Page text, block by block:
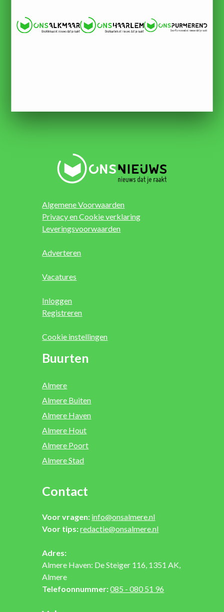
Algemene Voorwaarden
Privacy en Cookie verklaring
Leveringsvoorwaarden
Adverteren
Vacatures
Inloggen
Registreren
Cookie instellingen
Buurten
Almere
Almere Buiten
Almere Haven
Almere Hout
Almere Poort
Almere Stad
Contact
Voor vragen: info@onsalmere.nl
Voor tips:redactie@onsalmere.nl
Adres:
Almere Haven: De Steiger 116, 1351 AK,
Almere
Telefoonnummer:085 - 080 51 96